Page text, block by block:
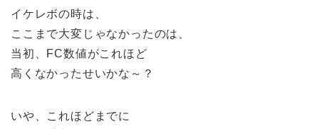
イケレボの時は、
ここまで大変じゃなかったのは、
当初、FC数値がこれほど
高くなかったせいかな～？
いや、これほどまでに